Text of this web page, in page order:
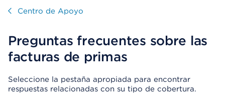
Visitar
Centro de Apoyo
Preguntas frecuentes sobre las
facturas de primas
Seleccione la pestaña apropiada para encontrar
respuestas relacionadas con su tipo de cobertura.